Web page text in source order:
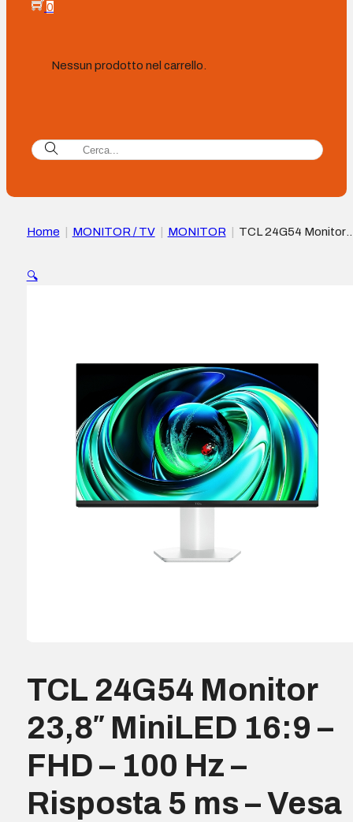
0
Nessun prodotto nel carrello.
Home MONITOR / TV MONITOR
TCL 24G54 Monitor
75×75 – Colore Bianco
🔍
TCL 24G54 Monitor
23,8″ MiniLED 16:9 –
FHD – 100 Hz –
Risposta 5 ms – Vesa